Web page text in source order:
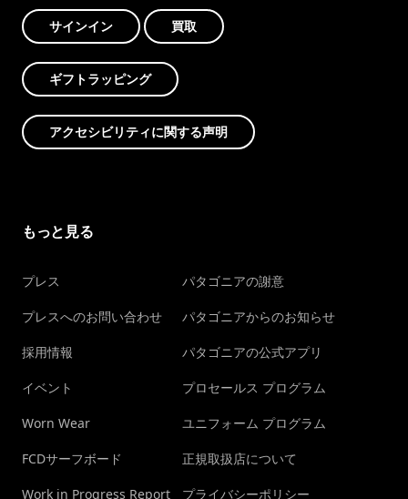
サインイン 買取
ギフトラッピング
アクセシビリティに関する声明
もっと見る
プレス
プレスへのお問い合わせ
採用情報
イベント
Worn Wear
FCDサーフボード
Work in Progress Report
パタゴニアの謝意
パタゴニアからのお知らせ
パタゴニアの公式アプリ
プロセールス プログラム
ユニフォーム プログラム
正規取扱店について
プライバシーポリシー